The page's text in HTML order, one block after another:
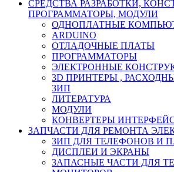
СРЕДСТВА РАЗРАБОТКИ,
ПРОГРАММАТОРЫ, МОДУЛИ
ОДНОПЛАТНЫЕ
ARDUINO
ОТЛАДОЧНЫЕ ПЛАТЫ
ПРОГРАММАТОРЫ
ЭЛЕКТРОННЫЕ
3D ПРИНТЕРЫ ,
ЗИП
ЛИТЕРАТУРА
МОДУЛИ
КОНВЕРТЕРЫ
ЗАПЧАСТИ ДЛЯ РЕМОНТА
ЗИП ДЛЯ ТЕЛЕФОНОВ И
ДИСПЛЕИ И ЭКРАНЫ
ЗАПАСНЫЕ ЧАСТИ ДЛЯ